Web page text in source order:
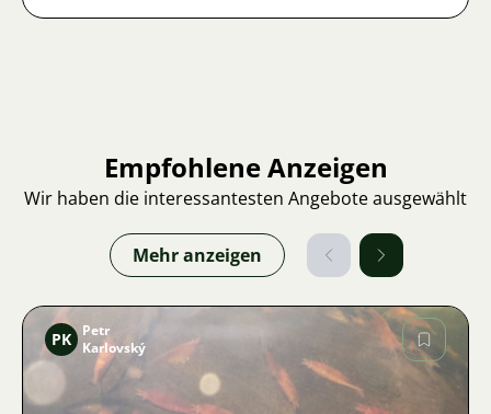
Empfohlene Anzeigen
Wir haben die interessantesten Angebote ausgewählt
Mehr anzeigen
PK
Petr
Karlovský